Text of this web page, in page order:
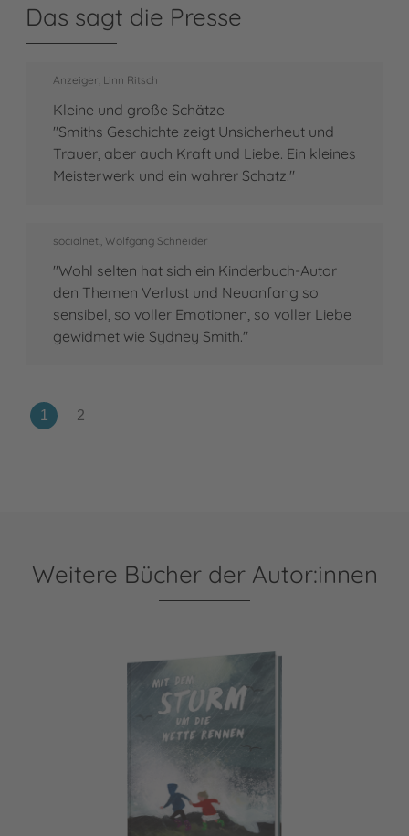
Das sagt die Presse
Anzeiger, Linn Ritsch
Kleine und große Schätze
"Smiths Geschichte zeigt Unsicherheut und
Trauer, aber auch Kraft und Liebe. Ein kleines
Meisterwerk und ein wahrer Schatz."
socialnet., Wolfgang Schneider
"Wohl selten hat sich ein Kinderbuch-Autor
den Themen Verlust und Neuanfang so
sensibel, so voller Emotionen, so voller Liebe
gewidmet wie Sydney Smith."
Weitere Bücher der Autor:innen